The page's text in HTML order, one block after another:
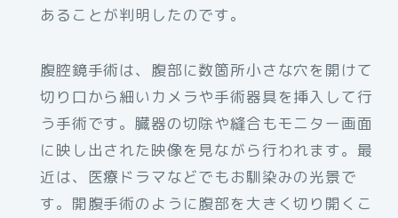
あることが判明したのです。
腹腔鏡手術は、腹部に数箇所小さな穴を開けて
切り口から細いカメラや手術器具を挿入して行
う手術です。臓器の切除や縫合もモニター画面
に映し出された映像を見ながら行われます。最
近は、医療ドラマなどでもお馴染みの光景で
す。開腹手術のように腹部を大きく切り開くこ